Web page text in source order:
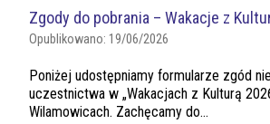
Zgody do pobrania – Wakacje z
Opublikowano: 19/06/2026
Poniżej udostępniamy formularze zgód
uczestnictwa w „Wakacjach z Kulturą
Wilamowicach. Zachęcamy do...